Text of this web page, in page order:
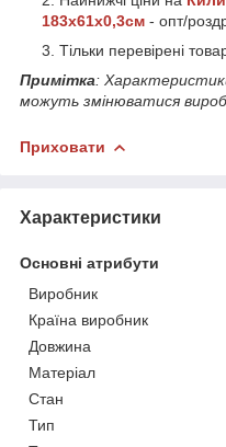
183x61x0,3см - опт/
Тільки перевірені
Примітка:
можуть змінюватися
Приховати
Характеристики
Основні атрибути
Виробник
Країна виробник
Довжина
Матеріал
Стан
Тип